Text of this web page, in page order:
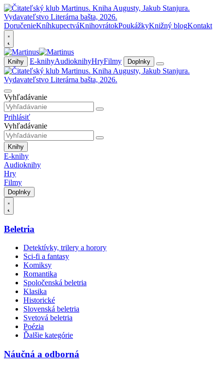
DoručenieKníhkupectváKnihovrátokPoukážkyKnižný blogKontakt
Knihy E-knihyAudioknihyHryFilmy Doplnky
Vyhľadávanie
Prihlásiť
Vyhľadávanie
Knihy
E-knihy
Audioknihy
Hry
Filmy
Doplnky
Beletria
Detektívky, trilery a horory
Sci-fi a fantasy
Komiksy
Romantika
Spoločenská beletria
Klasika
Historické
Slovenská beletria
Svetová beletria
Poézia
Ďalšie kategórie
Náučná a odborná